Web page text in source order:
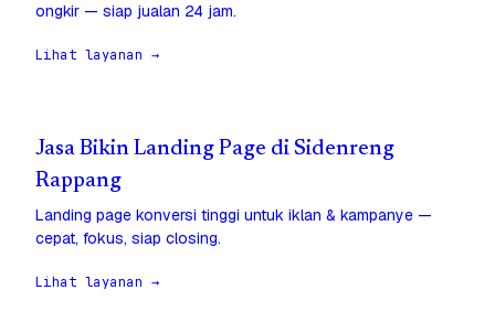
ongkir — siap jualan 24 jam.
Lihat layanan →
Jasa Bikin Landing Page di Sidenreng
Rappang
Landing page konversi tinggi untuk iklan & kampanye —
cepat, fokus, siap closing.
Lihat layanan →